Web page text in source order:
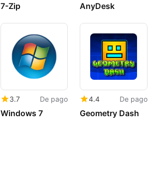
7-Zip AnyDesk
3.7 De pago
Windows 7
4.4 De pago
Geometry Dash